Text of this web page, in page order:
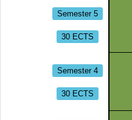
Semester 5
30 ECTS
Semester 4
30 ECTS